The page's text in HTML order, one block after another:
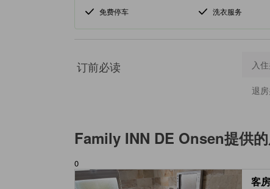
免费停车 洗衣服务
订前必读 入
退
Family INN DE Onsen提供
0
客